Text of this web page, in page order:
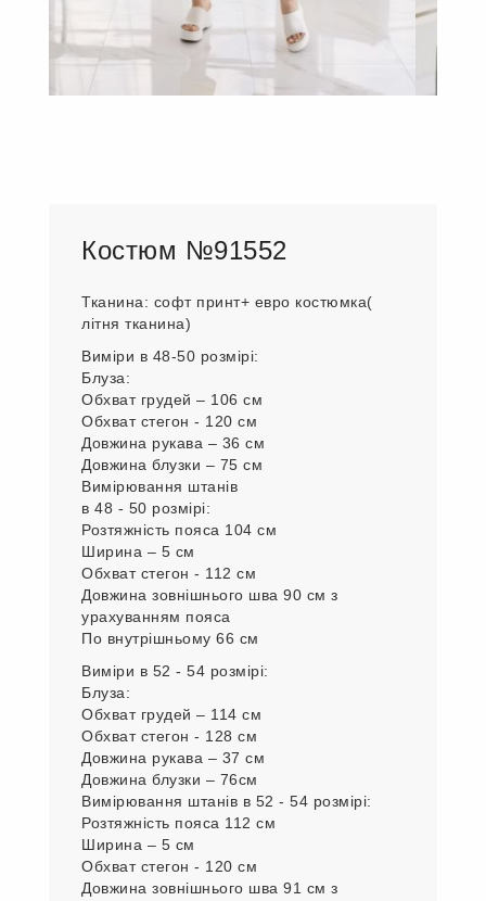
Костюм №91552
Тканина: софт принт+ евро костюмка(
літня тканина)
Виміри в 48-50 розмірі:
Блуза:
Обхват грудей – 106 см
Обхват стегон - 120 см
Довжина рукава – 36 см
Довжина блузки – 75 см
Вимірювання штанів
в 48 - 50 розмірі:
Розтяжність пояса 104 см
Ширина – 5 см
Обхват стегон - 112 см
Довжина зовнішнього шва 90 см з
урахуванням пояса
По внутрішньому 66 см
Виміри в 52 - 54 розмірі:
Блуза:
Обхват грудей – 114 см
Обхват стегон - 128 см
Довжина рукава – 37 см
Довжина блузки – 76см
Вимірювання штанів в 52 - 54 розмірі:
Розтяжність пояса 112 см
Ширина – 5 см
Обхват стегон - 120 см
Довжина зовнішнього шва 91 см з